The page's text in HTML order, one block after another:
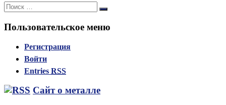
Поиск:
Поиск
Пользовательское меню
Регистрация
Войти
Entries RSS
Сайт о металле